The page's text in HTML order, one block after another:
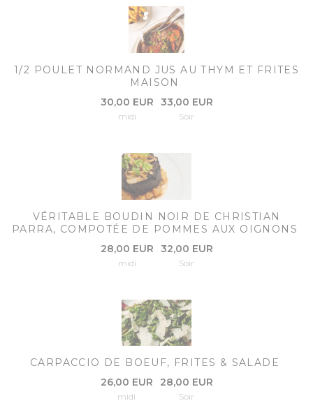
1/2 POULET NORMAND JUS AU THYM ET FRITES
MAISON
30,00 EUR
midi
33,00 EUR
Soir
VÉRITABLE BOUDIN NOIR DE CHRISTIAN
PARRA, COMPOTÉE DE POMMES AUX OIGNONS
28,00 EUR
midi
32,00 EUR
Soir
CARPACCIO DE BOEUF, FRITES & SALADE
26,00 EUR
midi
28,00 EUR
Soir